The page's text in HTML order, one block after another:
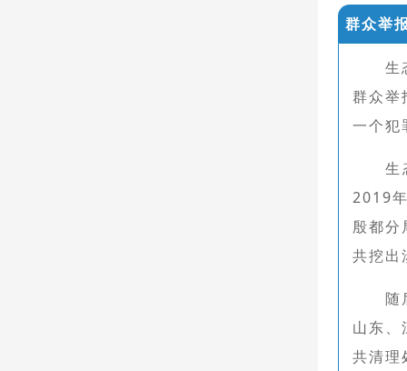
群众举
生
群众举
一个犯
生
2019
殷都分
共挖出
随
山东
共清理